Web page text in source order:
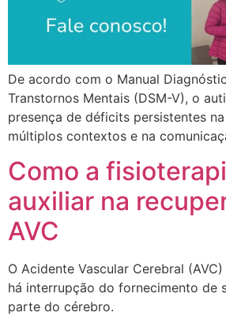
De acordo com o Manual
Transtornos Mentais (DSM-V), o
presença de déficits persistentes
múltiplos contextos e na
Como a
auxiliar na
AVC
O Acidente Vascular Cerebral
há interrupção do fornecimento de
parte do cérebro.